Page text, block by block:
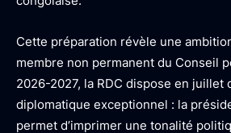
Cette préparation révèle une
membre non permanent du Conseil
2026-2027, la RDC dispose en juillet
diplomatique exceptionnel : la
permet d’imprimer une tonalité